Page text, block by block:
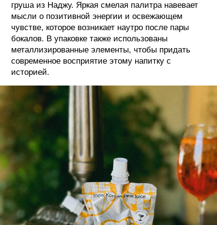
груша из Наджу. Яркая смелая палитра навевает
мысли о позитивной энергии и освежающем
чувстве, которое возникает наутро после пары
бокалов. В упаковке также использованы
металлизированные элементы, чтобы придать
современное восприятие этому напитку с
историей.